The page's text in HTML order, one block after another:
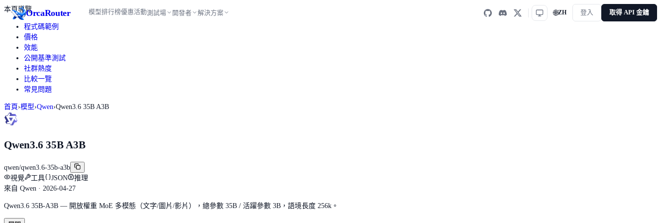
OrcaRouter 模型排行榜優惠活動測試場 開發者 解決方案 🌐ZH 登入 取得 API 金鑰
本頁導覽
程式碼範例
價格
效能
公開基準測試
社群熱度
比較一覽
常見問題
首頁 ›模型›Qwen›Qwen3.6 35B A3B
Qwen3.6 35B A3B
qwen/qwen3.6-35b-a3b
視覺
工具 JSON
推理
來自 Qwen · 2026-04-27
Qwen3.6 35B-A3B — 開放權重 MoE 多模態（文字/圖片/影片），總參數 35B / 活躍參數 3B，語境長度 256k。